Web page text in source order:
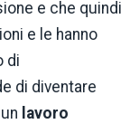
e che quindi
e le hanno
di
di diventare
lavoro